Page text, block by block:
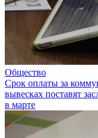
Общество
Срок оплаты за
вывесках поставят
в марте